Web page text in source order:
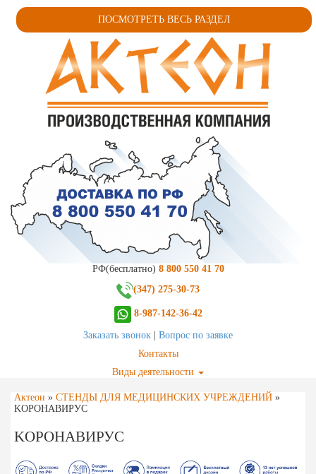
РФ(бесплатно) 8 800 550 41 70
(347) 275-30-73
8-987-142-36-42
Заказать звонок
Вопрос по заявке
Контакты
Виды деятельности
ПОСМОТРЕТЬ ВЕСЬ РАЗДЕЛ
Актеон » СТЕНДЫ ДЛЯ МЕДИЦИНСКИХ УЧРЕЖДЕНИЙ »
KОРОНАВИРУС
KОРОНАВИРУС